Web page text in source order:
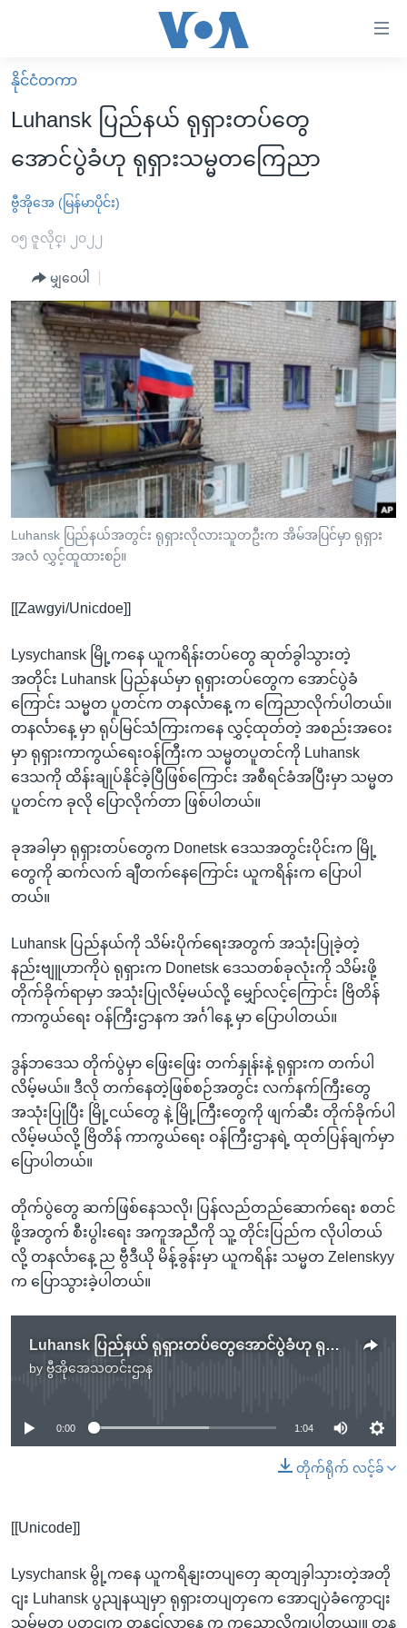
လွယ်ကူ
စေ
များ
ပင်မ
ကျော်
ကြည့်
ရန်
ပင်မ
အ
ညွန်း
စာမျက်နှာ
ကြည့်
ရန်
ရန်
သို့
ကျော်
ရန်
မူလစာမျက်နှာ
မြန်မာ
ကမ္ဘာ့သတင်းများ
နိုင်ငံတကာ
အစ္စရေး-ပါလက်စတိုင်း
ဗွီဒီယို
အင်္ဂလိပ်စာလေ့လာမယ်
အမေရိကန်သုံးအီဒီယံ
မကြေးမုံရဲ့ အင်္ဂလိပ်စာ
ရုပ်ရှင်ထဲက အင်္ဂလိပ်စာ
သုတပဒေသာ အင်္ဂလိပ်စာ
အပတ်စဉ်ကဏ္ဍများ
ရေဒီယို
တီဗွီ
ရေဒီယိုနှင့်ရုပ်သံ အချက်အလက်များ
ရေဒီယို/တီဗွီအစီအစဉ်
Learning English
ဗွီအိုအေ လူမှုကွန်ယက်များ
နိုင်ငံတကာ
Luhansk ပြည်နယ် ရုရှားတပ်တွေ
အောင်ပွဲခံဟု ရုရှားသမ္မတကြေညာ
ဗွီအိုအေ (မြန်မာပိုင်း)
၀၅ ဇူလိုင္၊ ၂၀၂၂
မျှဝေပါ
Luhansk ပြည်နယ်အတွင်း ရုရှားလိုလားသူတဦးက အိမ်အပြင်မှာ ရုရှား
အလံ လွှင့်ထူထားစဉ်။
[[Zawgyi/Unicdoe]]
Lysychansk မြို့ကနေ ယူကရိန်းတပ်တွေ ဆုတ်ခွါသွားတဲ့
အတိုင်း Luhansk ပြည်နယ်မှာ ရုရှားတပ်တွေက အောင်ပွဲခံ
ကြောင်း သမ္မတ ပူတင်က တနင်္လာနေ့ က ကြေညာလိုက်ပါတယ်။
တနင်္လာနေ့ မှာ ရုပ်မြင်သံကြားကနေ လွှင့်ထုတ်တဲ့ အစည်းအဝေး
မှာ ရုရှားကာကွယ်ရေးဝန်ကြီးက သမ္မတပူတင်ကို Luhansk
ဒေသကို ထိန်းချုပ်နိုင်ခဲ့ပြီဖြစ်ကြောင်း အစီရင်ခံအပြီးမှာ သမ္မတ
ပူတင်က ခုလို ပြောလိုက်တာ ဖြစ်ပါတယ်။
ခုအခါမှာ ရုရှားတပ်တွေက Donetsk ဒေသအတွင်းပိုင်းက မြို့
တွေကို ဆက်လက် ချီတက်နေကြောင်း ယူကရိန်းက ပြောပါ
တယ်။
Luhansk ပြည်နယ်ကို သိမ်းပိုက်ရေးအတွက် အသုံးပြုခဲ့တဲ့
နည်းဗျူဟာကိုပဲ ရုရှားက Donetsk ဒေသတစ်ခုလုံးကို သိမ်းဖို့
တိုက်ခိုက်ရာမှာ အသုံးပြုလိမ့်မယ်လို့ မျှော်လင့်ကြောင်း ဗြိတိန်
ကာကွယ်ရေး ဝန်ကြီးဌာနက အင်္ဂါနေ့ မှာ ပြောပါတယ်။
ဒွန်ဘဒေသ တိုက်ပွဲမှာ ဖြေးဖြေး တက်နှုန်းနဲ့ ရုရှားက တက်ပါ
လိမ့်မယ်။ ဒီလို တက်နေတဲ့ဖြစ်စဉ်အတွင်း လက်နက်ကြီးတွေ
အသုံးပြုပြီး မြို့ငယ်တွေ နဲ့ မြို့ကြီးတွေကို ဖျက်ဆီး တိုက်ခိုက်ပါ
လိမ့်မယ်လို့ ဗြိတိန် ကာကွယ်ရေး ဝန်ကြီးဌာနရဲ့ ထုတ်ပြန်ချက်မှာ
ပြောပါတယ်။
တိုက်ပွဲတွေ ဆက်ဖြစ်နေသလို၊ ပြန်လည်တည်ဆောက်ရေး စတင်
ဖို့အတွက် စီးပွါးရေး အကူအညီကို သူ့ တိုင်းပြည်က လိုပါတယ်
လို့ တနင်္လာနေ့ ည ဗွီဒီယို မိန့်ခွန်းမှာ ယူကရိန်း သမ္မတ Zelenskyy
က ပြောသွားခဲ့ပါတယ်။
Luhansk ပြည်နယ် ရုရှားတပ်တွေအောင်ပွဲခံဟု ရုရှားသမ္မတကြေညာ
by ဗွီအိုအေသတင်းဌာန
No media source currently available
0:00 1:04
တိုက်ရိုက် လင့်ခ်
[[Unicode]]
Lysychansk မွို့ကနေ ယူကရိနျးတပျတှေ ဆုတျခှါသှားတဲ့အတို
ငျး Luhansk ပွညျနယျမှာ ရုရှားတပျတှကေ အောငျပှဲခံကွောငျး
သမ်မတ ပူတငျက တနငျ်လာနေ့ က ကွညောလိုကျပါတယျ။ တန